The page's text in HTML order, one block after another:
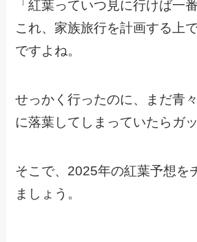
「紅葉っていつ見に行けば
これ、家族旅行を計画する上
ですよね。
せっかく行ったのに、まだ青
に落葉してしまっていたらガ
そこで、2025年の紅葉予想を
ましょう。